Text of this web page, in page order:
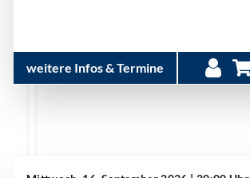
weitere Infos & Termine